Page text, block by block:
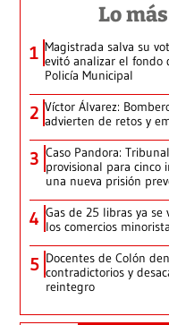
Lo
1 Magistrada salva su
evitó analizar el fondo
Policía Municipal
2 Víctor Álvarez:
advierten de retos y
3 Caso Pandora:
provisional para cinco
una nueva prisión
4 Gas de 25 libras ya
los comercios
5 Docentes de Colón
contradictorios y
reintegro